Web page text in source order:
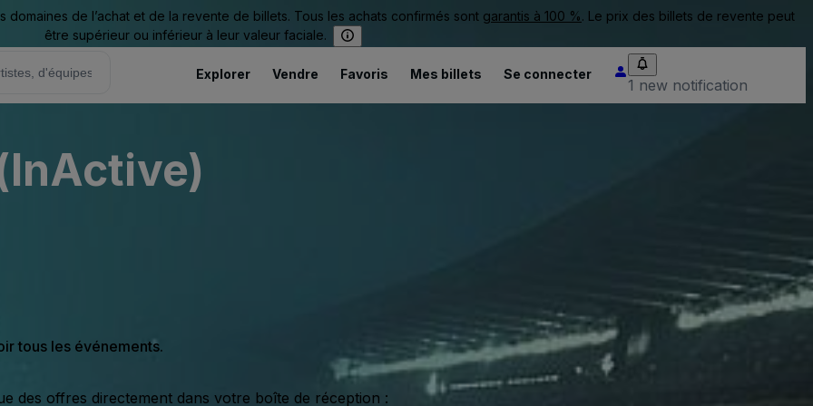
de l’achat et de la revente de billets. Tous les achats confirmés sont garantis à 100 %. Le prix des billets de revente peut
être supérieur ou inférieur à leur valeur faciale.
Explorer Vendre Favoris Mes billets Se connecter
1 new notification
tous les événements.
des offres directement dans votre boîte de réception :